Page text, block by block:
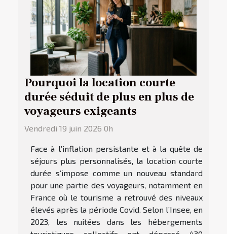
Pourquoi la location courte
durée séduit de plus en plus de
voyageurs exigeants
Vendredi 19 juin 2026 0h
Face à l’inflation persistante et à la quête de
séjours plus personnalisés, la location courte
durée s’impose comme un nouveau standard
pour une partie des voyageurs, notamment en
France où le tourisme a retrouvé des niveaux
élevés après la période Covid. Selon l’Insee, en
2023, les nuitées dans les hébergements